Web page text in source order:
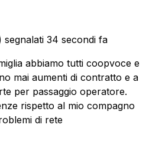
segnalati 34 secondi fa
abbiamo tutti coopvoce e
mai aumenti di contratto e a
per passaggio operatore.
rispetto al mio compagno
di rete